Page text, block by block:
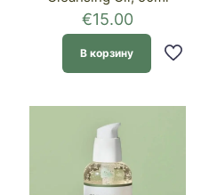
€15.00
В корзину